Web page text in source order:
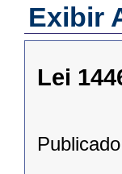
Exibir
Lei